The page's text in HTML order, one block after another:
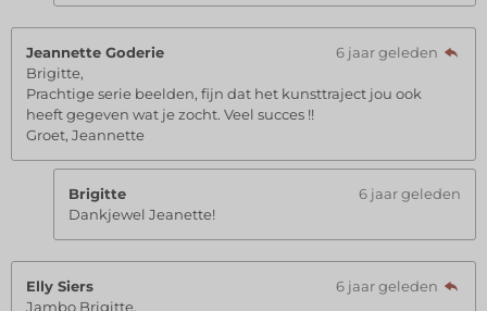
Jeannette Goderie
6 jaar geleden
Brigitte,
Prachtige serie beelden, fijn dat het kunsttraject jou ook
heeft gegeven wat je zocht. Veel succes !!
Groet, Jeannette
Brigitte
6 jaar geleden
Dankjewel Jeanette!
Elly Siers
6 jaar geleden
Jambo Brigitte,